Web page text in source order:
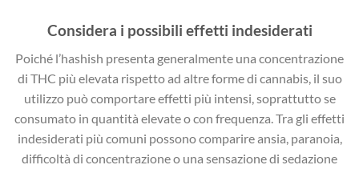
Considera i possibili effetti indesiderati
Poiché l’hashish presenta generalmente una concentrazione
di THC più elevata rispetto ad altre forme di cannabis, il suo
utilizzo può comportare effetti più intensi, soprattutto se
consumato in quantità elevate o con frequenza. Tra gli effetti
indesiderati più comuni possono comparire ansia, paranoia,
difficoltà di concentrazione o una sensazione di sedazione